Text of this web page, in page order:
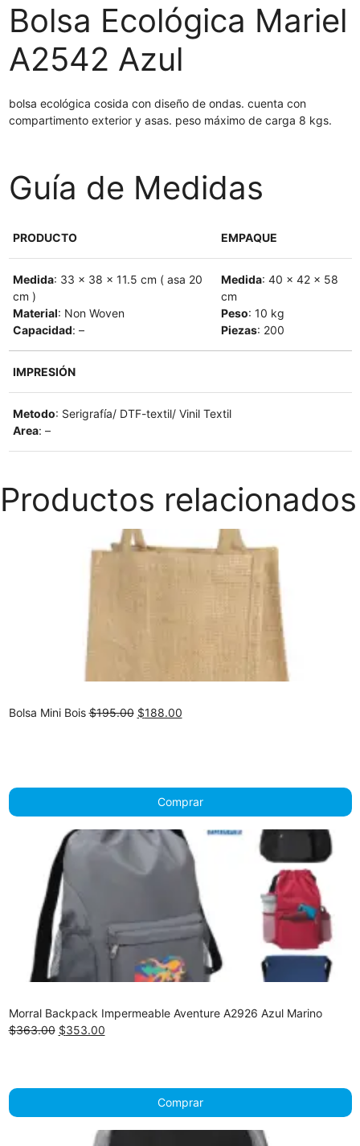
Bolsa Ecológica Mariel
A2542 Azul
bolsa ecológica cosida con diseño de ondas. cuenta con
compartimento exterior y asas. peso máximo de carga 8 kgs.
Guía de Medidas
PRODUCTO EMPAQUE
Medida: 33 x 38 x 11.5 cm ( asa 20
cm )
Material: Non Woven
Capacidad: –
Medida: 40 x 42 x 58
cm
Peso: 10 kg
Piezas: 200
IMPRESIÓN
Metodo: Serigrafía/ DTF-textil/ Vinil Textil
Area: –
Productos relacionados
Bolsa Mini Bois$195.00 Original
$188.00Current
Comprar
Morral Backpack Impermeable Aventure A2926 Azul Marino
$363.00 Original
$353.00Current
Comprar